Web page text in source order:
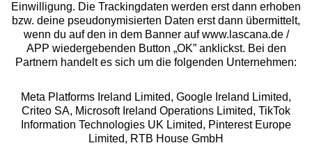
Rechtliches
Alle Preise inkl. MwSt., zzgl.
Versandkosten
** Bonität vorausgesetzt, berechtigt zur Bonitätsprüfung
Einwilligung. Die Trackingdaten werden erst dann erhoben
bzw. deine pseudonymisierten Daten erst dann übermittelt,
wenn du auf den in dem Banner auf www.lascana.de /
APP wiedergebenden Button „OK” anklickst. Bei den
Partnern handelt es sich um die folgenden Unternehmen:
Meta Platforms Ireland Limited, Google Ireland Limited,
Criteo SA, Microsoft Ireland Operations Limited, TikTok
Information Technologies UK Limited, Pinterest Europe
Limited, RTB House GmbH